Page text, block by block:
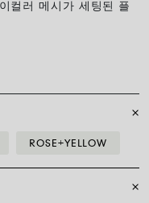
컬러 메시가 세팅된 플
ROSE+YELLOW